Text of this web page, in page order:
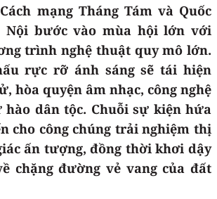
mạng Tháng Tám và Quốc
Nội bước vào mùa hội lớn với
trình nghệ thuật quy mô lớn.
rực rỡ ánh sáng sẽ tái hiện
hòa quyện âm nhạc, công nghệ
dân tộc. Chuỗi sự kiện hứa
cho công chúng trải nghiệm thị
ấn tượng, đồng thời khơi dậy
chặng đường vẻ vang của đất